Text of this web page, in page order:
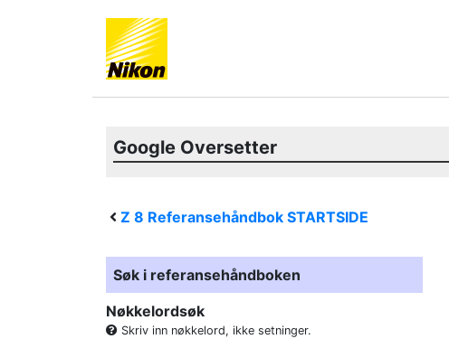
Google Oversetter
Z 8 Referansehåndbok STARTSIDE
Søk i referansehåndboken
Nøkkelordsøk
Skriv inn nøkkelord, ikke setninger.